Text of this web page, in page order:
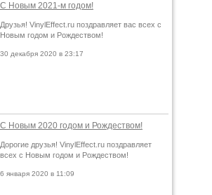
С Новым 2021-м годом!
Друзья! VinylEffect.ru поздравляет вас всех с
Новым годом и Рождеством!
30 декабря 2020 в 23:17
С Новым 2020 годом и Рождеством!
Дорогие друзья! VinylEffect.ru поздравляет
всех с Новым годом и Рождеством!
6 января 2020 в 11:09